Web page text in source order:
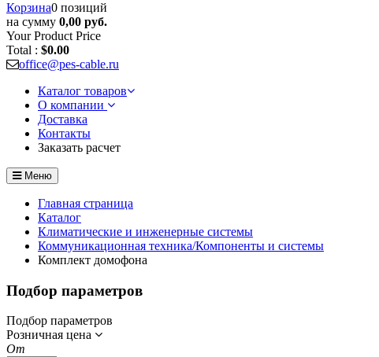
Корзина0 позиций
на сумму 0,00 руб.
Your Product Price
Total : $0.00
office@pes-cable.ru
Каталог товаров
О компании
Доставка
Контакты
Заказать расчет
Меню
Главная страница
Каталог
Климатические и инженерные системы
Коммуникационная техника/Компоненты и системы
Комплект домофона
Подбор параметров
Подбор параметров
Розничная цена
От